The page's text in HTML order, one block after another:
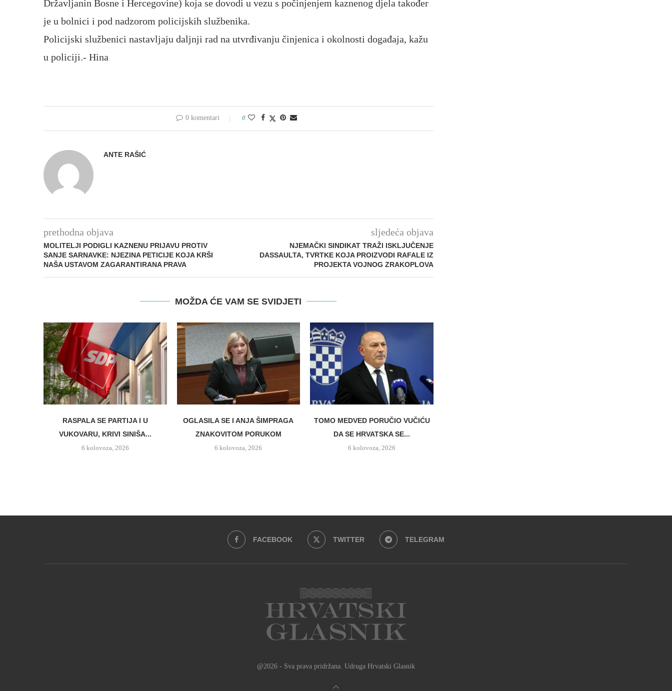
Državljanin Bosne i Hercegovine) koja se dovodi u vezu s počinjenjem kaznenog djela također
je u bolnici i pod nadzorom policijskih službenika.
Policijski službenici nastavljaju daljnji rad na utvrđivanju činjenica i okolnosti događaja, kažu
u policiji.- Hina
0 komentari 0
ANTE RAŠIĆ
prethodna objava
MOLITELJI PODIGLI KAZNENU PRIJAVU PROTIV
SANJE SARNAVKE: NJEZINA PETICIJE KOJA KRŠI
NAŠA USTAVOM ZAGARANTIRANA PRAVA
sljedeća objava
NJEMAČKI SINDIKAT TRAŽI ISKLJUČENJE
DASSAULTA, TVRTKE KOJA PROIZVODI RAFALE IZ
PROJEKTA VOJNOG ZRAKOPLOVA
MOŽDA ĆE VAM SE SVIDJETI
RASPALA SE PARTIJA I U
VUKOVARU, KRIVI SINIŠA...
6 kolovoza, 2026
OGLASILA SE I ANJA ŠIMPRAGA
ZNAKOVITOM PORUKOM
6 kolovoza, 2026
TOMO MEDVED PORUČIO VUČIĆU
DA SE HRVATSKA SE...
6 kolovoza, 2026
FACEBOOK TWITTER TELEGRAM
@2026 - Sva prava pridržana. Udruga Hrvatski Glasnik